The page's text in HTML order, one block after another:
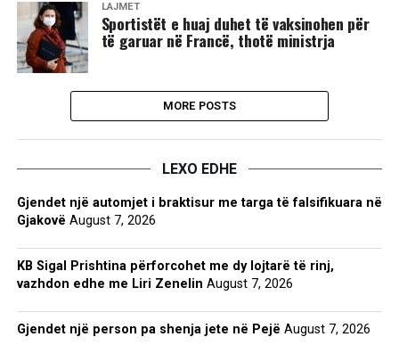
LAJMET
Sportistët e huaj duhet të vaksinohen për
të garuar në Francë, thotë ministrja
MORE POSTS
LEXO EDHE
Gjendet një automjet i braktisur me targa të falsifikuara në
Gjakovë August 7, 2026
KB Sigal Prishtina përforcohet me dy lojtarë të rinj,
vazhdon edhe me Liri Zenelin August 7, 2026
Gjendet një person pa shenja jete në Pejë August 7, 2026